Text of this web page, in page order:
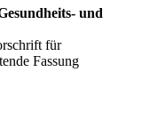
und
für
Fassung